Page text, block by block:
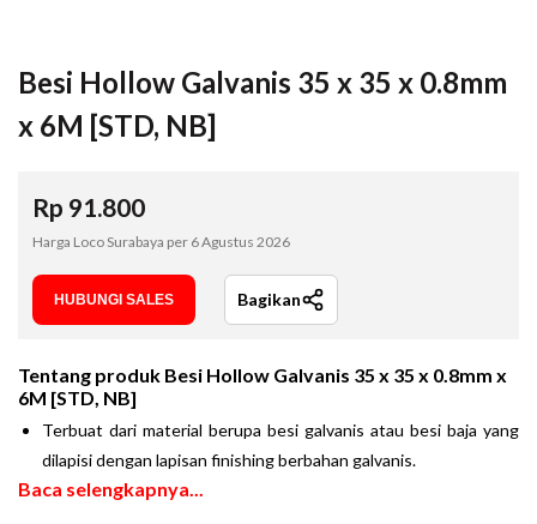
Besi Hollow Galvanis 35 x 35 x 0.8mm
x 6M [STD, NB]
Rp 91.800
Harga Loco Surabaya per 6 Agustus 2026
HUBUNGI SALES Bagikan
Tentang produk Besi Hollow Galvanis 35 x 35 x 0.8mm x
6M [STD, NB]
Terbuat dari material berupa besi galvanis atau besi baja yang
dilapisi dengan lapisan finishing berbahan galvanis.
Baca selengkapnya...